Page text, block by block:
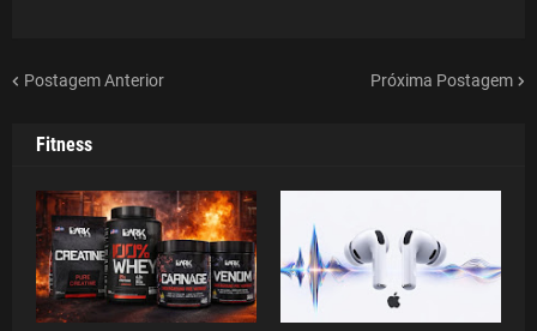
Postagem Anterior Próxima Postagem
Fitness